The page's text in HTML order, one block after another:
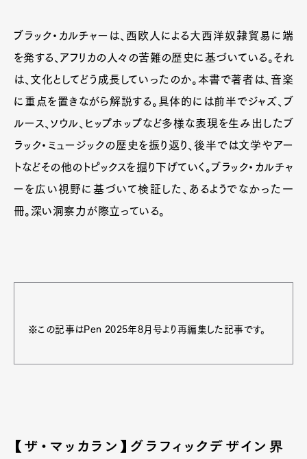
ブラック・カルチャーは、西欧人による大西洋奴隷貿易に端
を発する、アフリカの人々の苦難の歴史に基づいている。それ
は、文化としてどう成長していったのか。本書で著者は、音楽
に重点を置きながら解説する。具体的には前半でジャズ、ブ
ルース、ソウル、ヒップホップなど多様な表現を生み出したブ
ラック・ミュージックの歴史を振り返り、後半では文学やアー
トなどその他のトピックスを掘り下げていく。ブラック・カルチャ
ーを広い視野に基づいて検証した、あるようでなかった一
冊。深い洞察力が際立っている。
※この記事はPen 2025年8月号より再編集した記事です。
【ザ・マッカラン】グラフィックデザイン界